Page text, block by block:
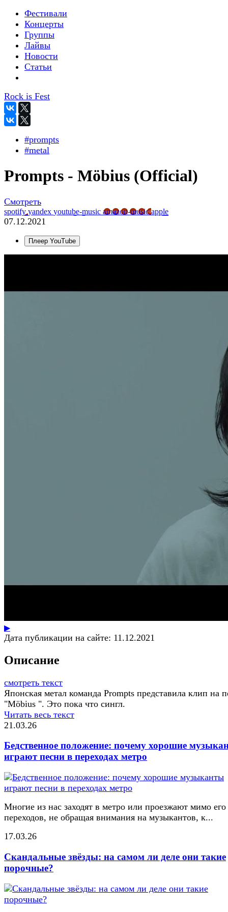
Фестивали
Концерты
Группы
Лайвы
Новости
Статьи
Rock is Fest
#prompts
#metal
Prompts - Möbius (Official)
Смотреть
spotifyyandex youtube-music amazon-musicapple
07.12.2021
Плеер YouTube
▶
Дата публикации на сайте: 11.12.2021
Описание
смотреть текст
Японская метал команда Prompts представила клип на
"Möbius ". Это пока что сингл.
Читать весь текст
21.03.26
Бедственное положение: почему хорошие
играют песни в переходах метро
Многие из нас заходят в метро или проезжают мимо его
переходов, не обращая внимания на музыкантов, к...
17.03.26
Скандальные звёзды: на самом ли деле они такие
порочные?